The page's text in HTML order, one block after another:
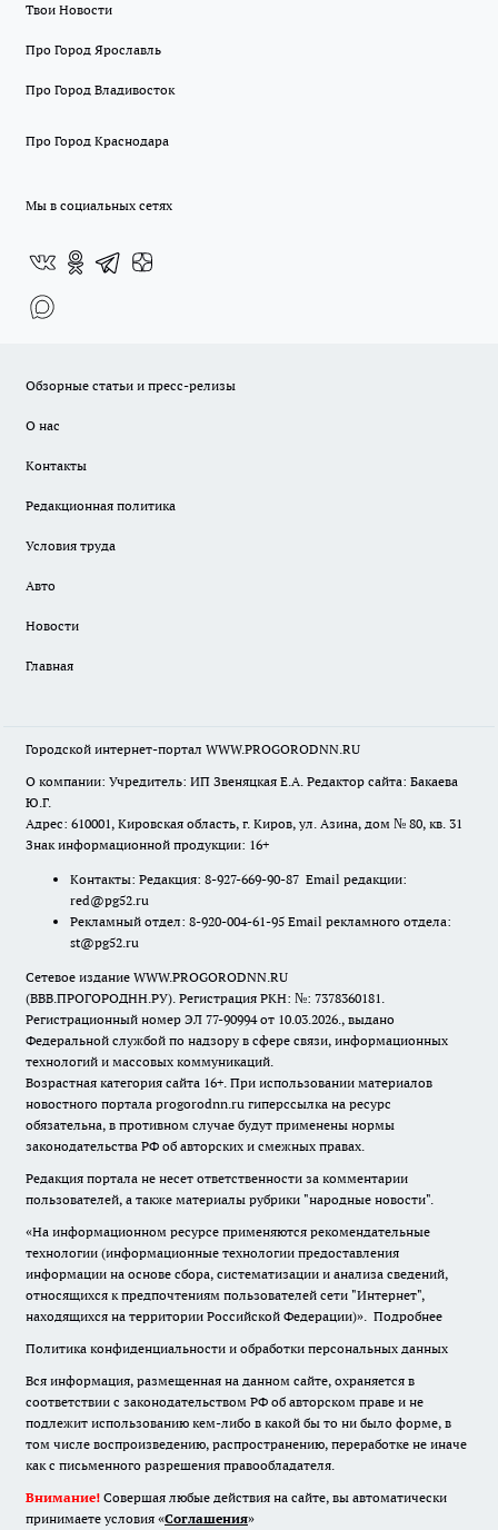
Твои Новости
Про Город Ярославль
Про Город Владивосток
Про Город Краснодара
Мы в социальных сетях
Обзорные статьи и пресс-релизы
О нас
Контакты
Редакционная политика
Условия труда
Авто
Новости
Главная
Городской интернет-портал WWW.PROGORODNN.RU
О компании: Учредитель: ИП Звеняцкая Е.А. Редактор сайта: Бакаева
Ю.Г.
Адрес: 610001, Кировская область, г. Киров, ул. Азина, дом № 80, кв. 31
Знак информационной продукции: 16+
Контакты: Редакция: 8-927-669-90-87 Email редакции:
red@pg52.ru
Рекламный отдел: 8-920-004-61-95 Email рекламного отдела:
st@pg52.ru
Сетевое издание WWW.PROGORODNN.RU
(ВВВ.ПРОГОРОДНН.РУ). Регистрация РКН: №: 7378360181.
Регистрационный номер ЭЛ 77-90994 от 10.03.2026., выдано
Федеральной службой по надзору в сфере связи, информационных
технологий и массовых коммуникаций.
Возрастная категория сайта 16+. При использовании материалов
новостного портала progorodnn.ru гиперссылка на ресурс
обязательна, в противном случае будут применены нормы
законодательства РФ об авторских и смежных правах.
Редакция портала не несет ответственности за комментарии
пользователей, а также материалы рубрики "народные новости".
«На информационном ресурсе применяются рекомендательные
технологии (информационные технологии предоставления
информации на основе сбора, систематизации и анализа сведений,
относящихся к предпочтениям пользователей сети "Интернет",
находящихся на территории Российской Федерации)». Подробнее
Политика конфиденциальности и обработки персональных данных
Вся информация, размещенная на данном сайте, охраняется в
соответствии с законодательством РФ об авторском праве и не
подлежит использованию кем-либо в какой бы то ни было форме, в
том числе воспроизведению, распространению, переработке не иначе
как с письменного разрешения правообладателя.
Внимание! Совершая любые действия на сайте, вы автоматически
принимаете условия «Cоглашения»